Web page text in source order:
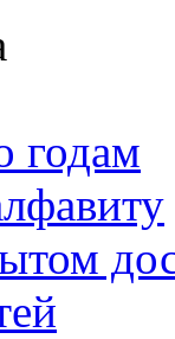
годам